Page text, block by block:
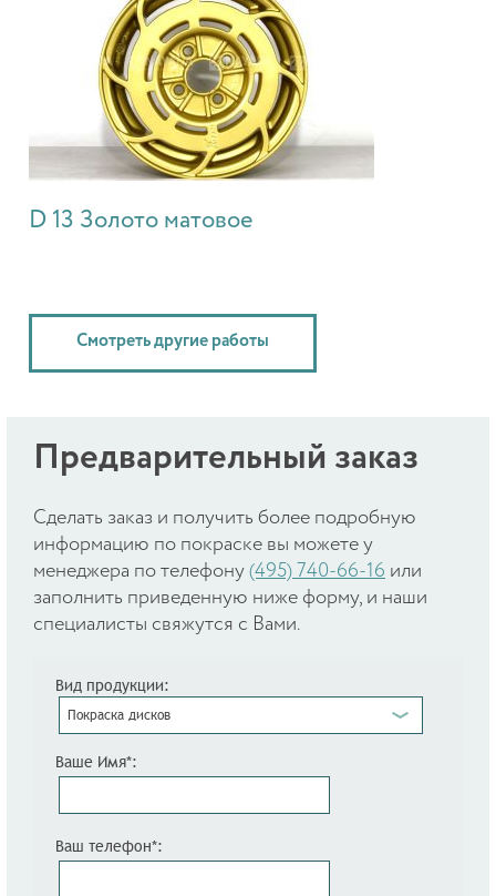
D 13 Золото матовое
Смотреть другие работы
Предварительный заказ
Cделать заказ и получить более подробную
информацию по покраске вы можете у
менеджера по телефону (495) 740-66-16 или
заполнить приведенную ниже форму, и наши
специалисты свяжутся с Вами.
Вид продукции:
Покраска дисков
Ваше Имя*:
Ваш телефон*: